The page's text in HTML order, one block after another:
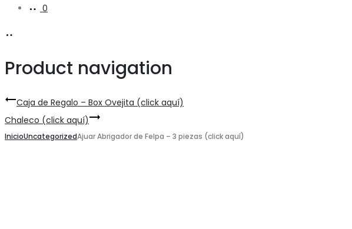
0
Product navigation
Caja de Regalo – Box Ovejita (click aquí)
Chaleco (click aquí)
InicioUncategorizedAjuar Abrigador de Felpa – 3 piezas (click aquí)